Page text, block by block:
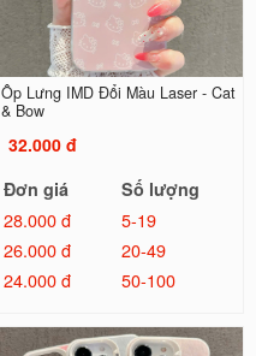
Ốp Lưng IMD Đổi Màu Laser - Cat
& Bow
32.000 đ
Đơn giá
Số lượng
28.000 đ
5-19
26.000 đ
20-49
24.000 đ
50-100